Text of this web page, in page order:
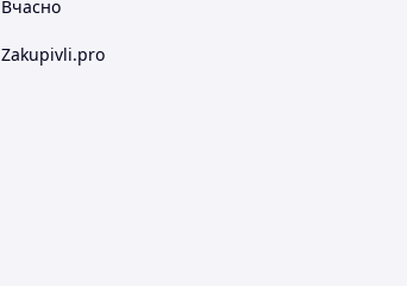
Вчасно
Zakupivli.pro